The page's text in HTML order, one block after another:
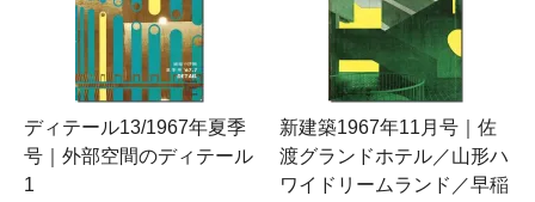
ディテール13/1967年夏季
号｜外部空間のディテール
1
新建築1967年11月号｜佐
渡グランドホテル／山形ハ
ワイドリームランド／早稲